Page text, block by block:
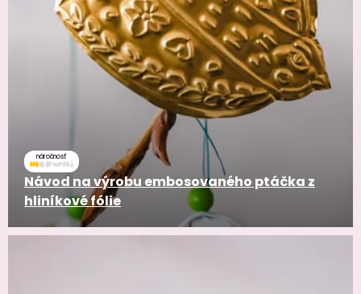
náročnosť
Návod na výrobu embosovaného ptáčka z
hliníkové fólie